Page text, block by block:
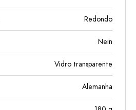
Redondo
Nein
Vidro transparente
Alemanha